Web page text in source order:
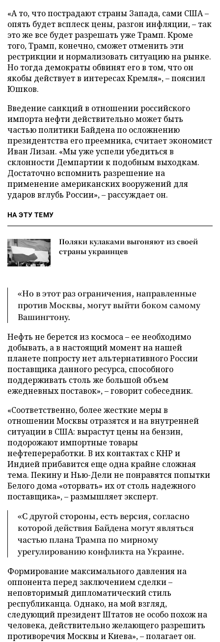
«А то, что пострадают страны Запада, сами США –
опять будет всплеск цены, разгон инфляции, – так
это же все будет разрешать уже Трамп. Кроме
того, Трамп, конечно, сможет отменить эти
рестрикции и нормализовать ситуацию на рынке.
Но тогда демократы обвинят его в том, что он
якобы действует в интересах Кремля», – пояснил
Юшков.
Введение санкций в отношении российского
импорта нефти действительно может быть
частью политики Байдена по осложнению
президентства его преемника, считает экономист
Иван Лизан. «Мы уже успели убедиться в
склонности Демпартии к подобным выходкам.
Достаточно вспомнить разрешение на
применение американских вооружений для
ударов вглубь России», – рассуждает он.
НА ЭТУ ТЕМУ
Поляки кулаками выгоняют из своей
страны украинцев
«Но в этот раз ограничения, направленные
против Москвы, могут выйти боком самому
Вашингтону.
Нефть не берется из космоса – ее необходимо
добывать, а в настоящий момент на нашей
планете попросту нет альтернативного России
поставщика данного ресурса, способного
поддерживать столь же большой объем
ежедневных поставок», – говорит собеседник.
«Соответственно, более жесткие меры в
отношении Москвы отразятся и на внутренней
ситуации в США: вырастут цены на бензин,
подорожают импортные товары
нефтепереработки. В их контактах с КНР и
Индией прибавится еще одна крайне сложная
тема. Пекину и Нью-Дели не понравятся попытки
Белого дома «оторвать» их от столь надежного
поставщика», – размышляет эксперт.
«С другой стороны, есть версия, согласно
которой действия Байдена могут являться
частью плана Трампа по мирному
урегулированию конфликта на Украине.
Формирование максимального давления на
оппонента перед заключением сделки –
неповторимый дипломатический стиль
республиканца. Однако, на мой взгляд,
следующий президент Штатов не особо похож на
человека, действительно желающего разрешить
противоречия Москвы и Киева», – полагает он.